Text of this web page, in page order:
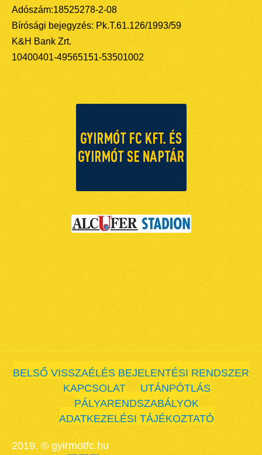
Adószám:18525278-2-08
Bírósági bejegyzés: Pk.T.61.126/1993/59
K&H Bank Zrt.
10400401-49565151-53501002
BELSŐ VISSZAÉLÉS BEJELENTÉSI RENDSZER
KAPCSOLAT
UTÁNPÓTLÁS
PÁLYARENDSZABÁLYOK
ADATKEZELÉSI TÁJÉKOZTATÓ
2019. © gyirmotfc.hu